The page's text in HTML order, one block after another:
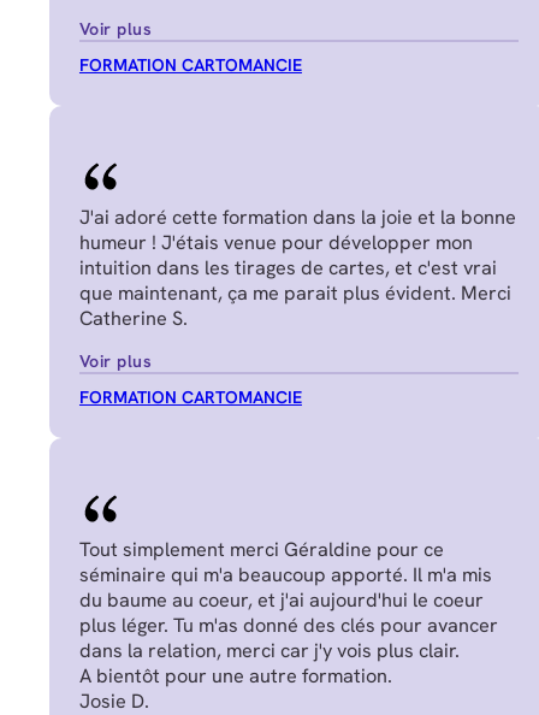
Voir plus
FORMATION CARTOMANCIE
J'ai adoré cette formation dans la joie et la bonne
humeur ! J'étais venue pour développer mon
intuition dans les tirages de cartes, et c'est vrai
que maintenant, ça me parait plus évident. Merci
Catherine S.
Voir plus
FORMATION CARTOMANCIE
Tout simplement merci Géraldine pour ce
séminaire qui m'a beaucoup apporté. Il m'a mis
du baume au coeur, et j'ai aujourd'hui le coeur
plus léger. Tu m'as donné des clés pour avancer
dans la relation, merci car j'y vois plus clair.
A bientôt pour une autre formation.
Josie D.